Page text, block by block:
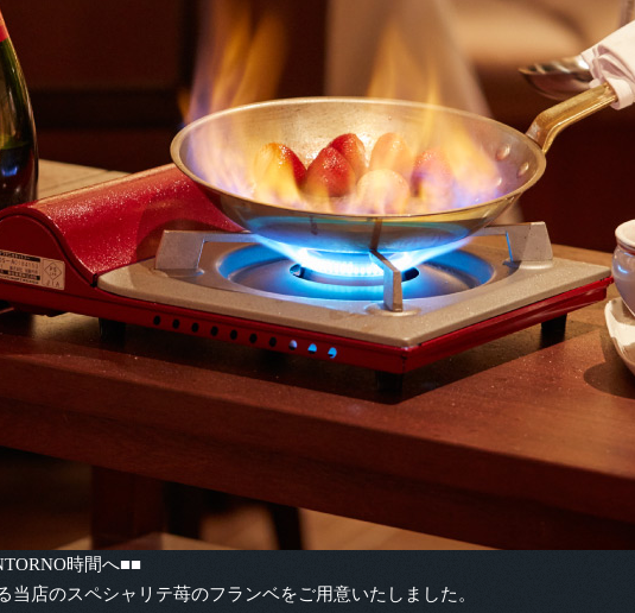
時間へ■■
当店のスペシャリテ苺のフランベをご用意いたしました。